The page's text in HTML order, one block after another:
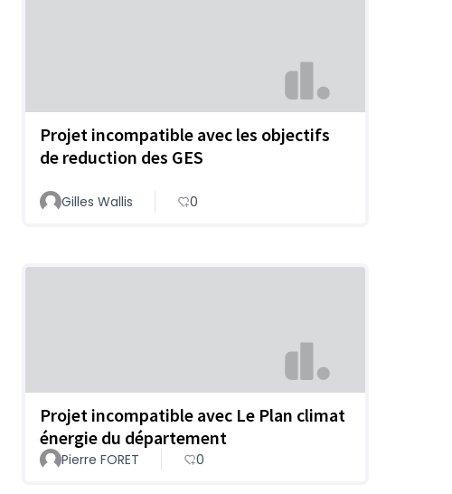
Projet incompatible avec les objectifs
de reduction des GES
Gilles Wallis 0
Projet incompatible avec Le Plan climat
énergie du département
Pierre FORET 0